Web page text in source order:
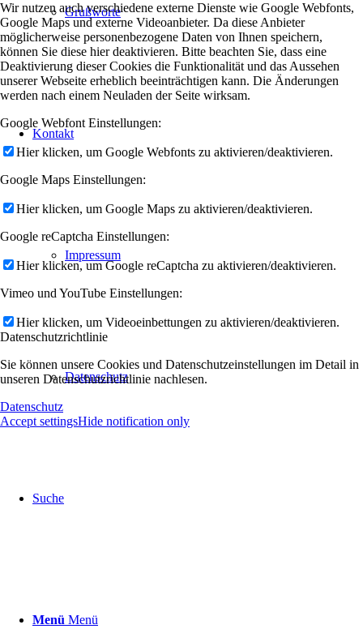
Grußworte
Kontakt
Impressum
Datenschutz
Suche
Menü Menü
Wir nutzen auch verschiedene externe Dienste wie Google Webfonts,
Google Maps und externe Videoanbieter. Da diese Anbieter
möglicherweise personenbezogene Daten von Ihnen speichern,
können Sie diese hier deaktivieren. Bitte beachten Sie, dass eine
Deaktivierung dieser Cookies die Funktionalität und das Aussehen
unserer Webseite erheblich beeinträchtigen kann. Die Änderungen
werden nach einem Neuladen der Seite wirksam.
Google Webfont Einstellungen:
Hier klicken, um Google Webfonts zu aktivieren/deaktivieren.
Google Maps Einstellungen:
Hier klicken, um Google Maps zu aktivieren/deaktivieren.
Google reCaptcha Einstellungen:
Hier klicken, um Google reCaptcha zu aktivieren/deaktivieren.
Vimeo und YouTube Einstellungen:
Hier klicken, um Videoeinbettungen zu aktivieren/deaktivieren.
Datenschutzrichtlinie
Sie können unsere Cookies und Datenschutzeinstellungen im Detail in
unseren Datenschutzrichtlinie nachlesen.
Datenschutz
Accept settingsHide notification only